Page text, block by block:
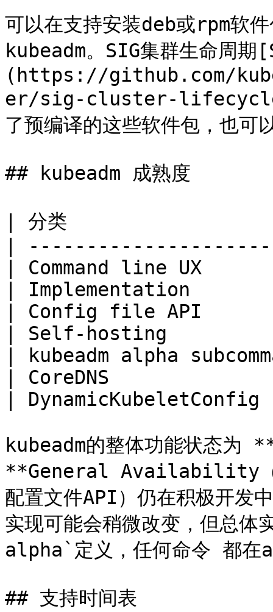
可以在支持安装deb或rpm软
kubeadm。SIG集群生命
(https://github.com/
er/sig-cluster-lifecycle)
了预编译的这些软件包，也可
## kubeadm 成熟度
| 分类
|
| Command line
| Implementation
| Config file API
| Self-hosting
| kubeadm alpha
| CoreDNS
|
kubeadm的整体功能状态为
**General Availability（
配置文件API）仍在积极开发
实现可能会稍微改变，但总体
alpha`定义，任何命令 都在
## 支持时间表